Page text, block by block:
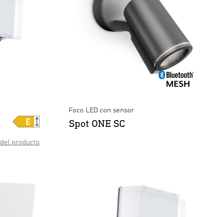
- blanco ×
producto
Foco LED con sensor
Spot ONE SC